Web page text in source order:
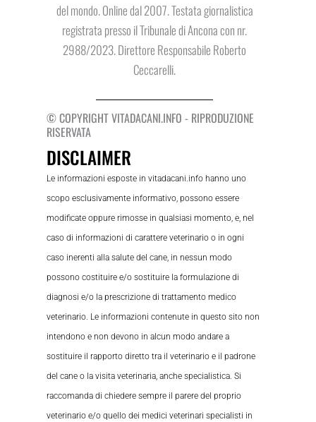
del mondo. Online dal 2007. Testata giornalistica
registrata presso il Tribunale di Ancona con nr.
2988/2023. Direttore Responsabile Roberto
Ceccarelli.
© COPYRIGHT VITADACANI.INFO - RIPRODUZIONE
RISERVATA
DISCLAIMER
Le informazioni esposte in vitadacani.info hanno uno
scopo esclusivamente informativo, possono essere
modificate oppure rimosse in qualsiasi momento, e, nel
caso di informazioni di carattere veterinario o in ogni
caso inerenti alla salute del cane, in nessun modo
possono costituire e/o sostituire la formulazione di
diagnosi e/o la prescrizione di trattamento medico
veterinario. Le informazioni contenute in questo sito non
intendono e non devono in alcun modo andare a
sostituire il rapporto diretto tra il veterinario e il padrone
del cane o la visita veterinaria, anche specialistica. Si
raccomanda di chiedere sempre il parere del proprio
veterinario e/o quello dei medici veterinari specialisti in